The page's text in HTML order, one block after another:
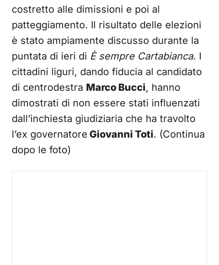
costretto alle dimissioni e poi al
patteggiamento. Il risultato delle elezioni
è stato ampiamente discusso durante la
puntata di ieri di È sempre Cartabianca. I
cittadini liguri, dando fiducia al candidato
di centrodestra Marco Bucci, hanno
dimostrati di non essere stati influenzati
dall’inchiesta giudiziaria che ha travolto
l’ex governatore Giovanni Toti. (Continua
dopo le foto)